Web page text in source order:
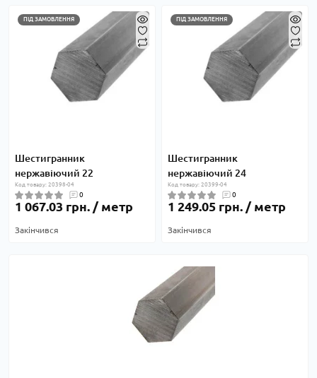
ПІД ЗАМОВЛЕННЯ
Шестигранник
нержавіючий 22
Код товару: 20398-04
0
1 067.03 грн. / метр
Закінчився
ПІД ЗАМОВЛЕННЯ
Шестигранник
нержавіючий 24
Код товару: 20399-04
0
1 249.05 грн. / метр
Закінчився